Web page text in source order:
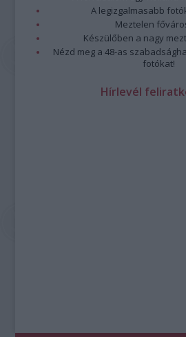
A legizgalmasabb
Meztelen
Készülőben a nagy
Nézd meg a 48-as
fotókat!
Hírlevél